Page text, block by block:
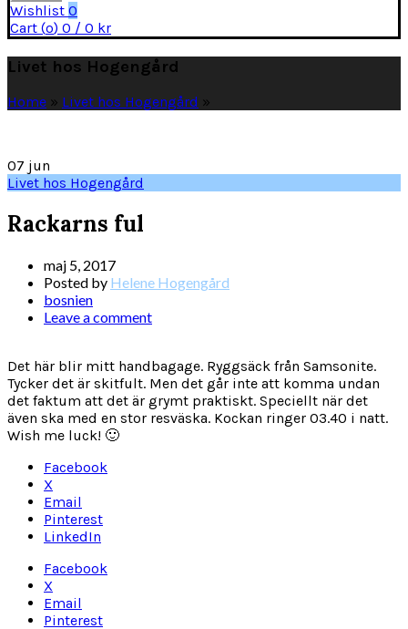
Wishlist 0
Cart (o) 0 / 0 kr
Livet hos Hogengård
Home » Livet hos Hogengård »
07 jun
Livet hos Hogengård
Rackarns ful
maj 5, 2017
Posted by Helene Hogengård
bosnien
Leave a comment
Det här blir mitt handbagage. Ryggsäck från Samsonite.
Tycker det är skitfult. Men det går inte att komma undan
det faktum att det är grymt praktiskt. Speciellt när det
även ska med en stor resväska. Kockan ringer 03.40 i natt.
Wish me luck! 🙂
Facebook
X
Email
Pinterest
LinkedIn
Facebook
X
Email
Pinterest